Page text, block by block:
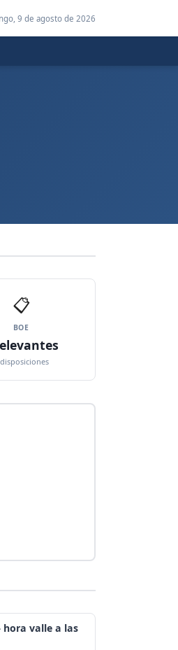
9 de agosto de 2026
📋
BOE
hora valle a las